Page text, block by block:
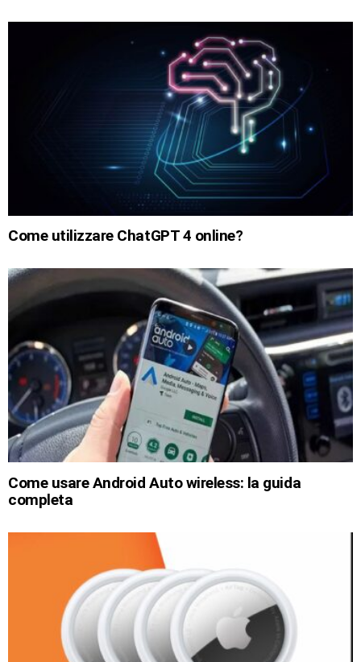
Come utilizzare ChatGPT 4 online?
Come usare Android Auto wireless: la guida
completa